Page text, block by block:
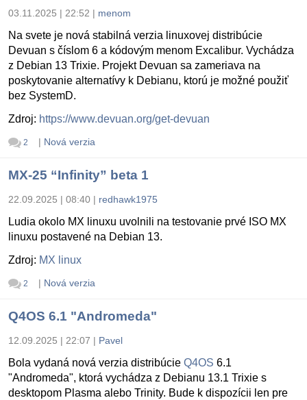
03.11.2025 | 22:52 | menom
Na svete je nová stabilná verzia linuxovej distribúcie
Devuan s číslom 6 a kódovým menom Excalibur. Vychádza
z Debian 13 Trixie. Projekt Devuan sa zameriava na
poskytovanie alternatívy k Debianu, ktorú je možné použiť
bez SystemD.
Zdroj: https://www.devuan.org/get-devuan
2 | Nová verzia
MX-25 “Infinity” beta 1
22.09.2025 | 08:40 | redhawk1975
Ludia okolo MX linuxu uvolnili na testovanie prvé ISO MX
linuxu postavené na Debian 13.
Zdroj: MX linux
2 | Nová verzia
Q4OS 6.1 "Andromeda"
12.09.2025 | 22:07 | Pavel
Bola vydaná nová verzia distribúcie Q4OS 6.1
"Andromeda", ktorá vychádza z Debianu 13.1 Trixie s
desktopom Plasma alebo Trinity. Bude k dispozícii len pre